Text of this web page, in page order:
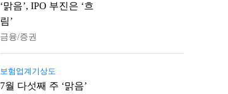
‘맑음’, IPO 부진은 ‘흐
림’
금융/증권
보험업계기상도
7월 다섯째 주 ‘맑음’